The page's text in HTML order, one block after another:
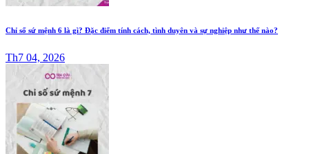
Chỉ số sứ mệnh 6 là gì? Đặc điểm tính cách, tình duyên và sự nghiệp như thế nào?
Th7 04, 2026